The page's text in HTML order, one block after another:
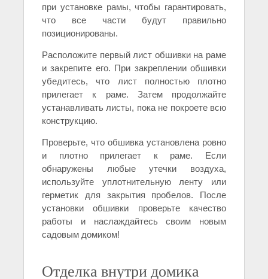
при установке рамы, чтобы гарантировать,
что все части будут правильно
позиционированы.
Расположите первый лист обшивки на раме
и закрепите его. При закреплении обшивки
убедитесь, что лист полностью плотно
прилегает к раме. Затем продолжайте
устанавливать листы, пока не покроете всю
конструкцию.
Проверьте, что обшивка установлена ровно
и плотно прилегает к раме. Если
обнаружены любые утечки воздуха,
используйте уплотнительную ленту или
герметик для закрытия пробелов. После
установки обшивки проверьте качество
работы и наслаждайтесь своим новым
садовым домиком!
Отделка внутри домика